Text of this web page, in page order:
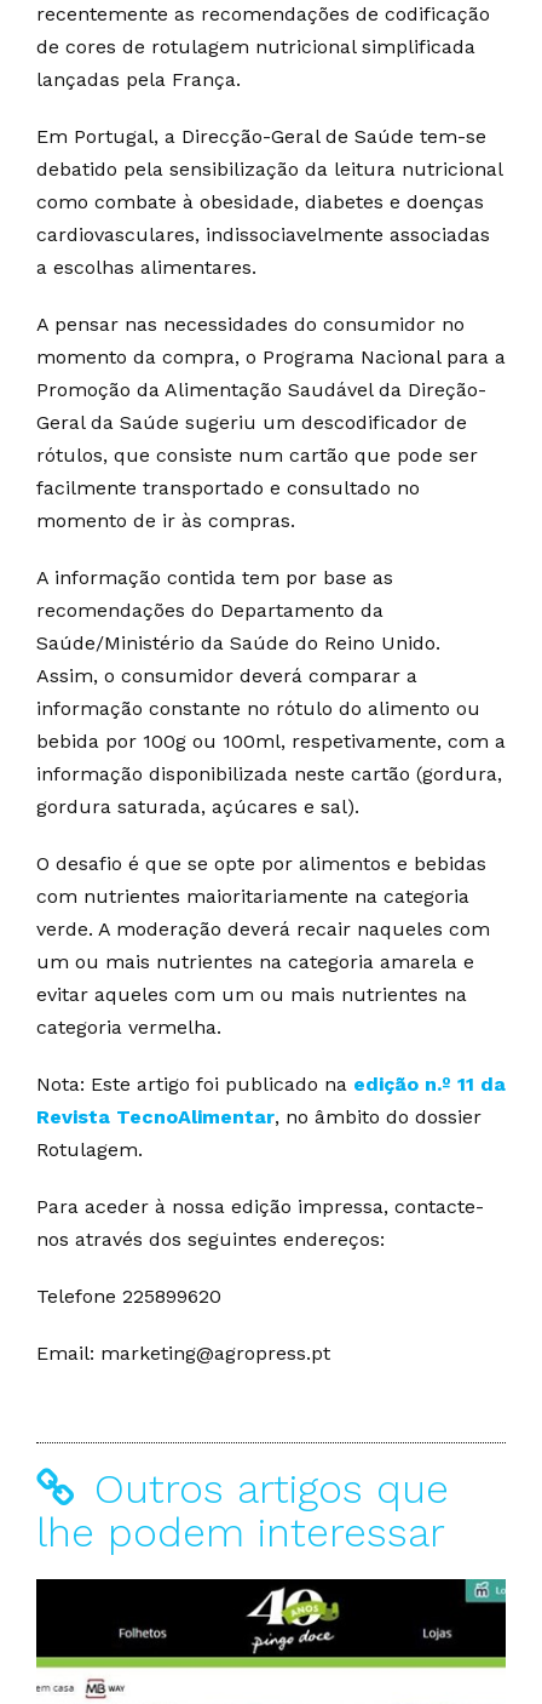
recentemente as recomendações de codificação
de cores de rotulagem nutricional simplificada
lançadas pela França.
Em Portugal, a Direcção-Geral de Saúde tem-se
debatido pela sensibilização da leitura nutricional
como combate à obesidade, diabetes e doenças
cardiovasculares, indissociavelmente associadas
a escolhas alimentares.
A pensar nas necessidades do consumidor no
momento da compra, o Programa Nacional para a
Promoção da Alimentação Saudável da Direção-
Geral da Saúde sugeriu um descodificador de
rótulos, que consiste num cartão que pode ser
facilmente transportado e consultado no
momento de ir às compras.
A informação contida tem por base as
recomendações do Departamento da
Saúde/Ministério da Saúde do Reino Unido.
Assim, o consumidor deverá comparar a
informação constante no rótulo do alimento ou
bebida por 100g ou 100ml, respetivamente, com a
informação disponibilizada neste cartão (gordura,
gordura saturada, açúcares e sal).
O desafio é que se opte por alimentos e bebidas
com nutrientes maioritariamente na categoria
verde. A moderação deverá recair naqueles com
um ou mais nutrientes na categoria amarela e
evitar aqueles com um ou mais nutrientes na
categoria vermelha.
Nota: Este artigo foi publicado na edição n.º 11 da
Revista TecnoAlimentar, no âmbito do dossier
Rotulagem.
Para aceder à nossa edição impressa, contacte-
nos através dos seguintes endereços:
Telefone 225899620
Email: marketing@agropress.pt
Outros artigos que
lhe podem interessar